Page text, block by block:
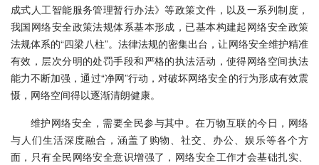
成式人工智能服务管理暂行办法》等政策文件，以及一系列制度，
我国网络安全政策法规体系基本形成，已基本构建起网络安全政策
法规体系的“四梁八柱”。法律法规的密集出台，让网络安全维护精准
有效，层次分明的处罚手段和严格的执法活动，使得网络空间执法
能力不断加强，通过“净网”行动，对破坏网络安全的行为形成有效震
慑，网络空间得以逐渐清朗健康。
维护网络安全，需要全民参与其中。在万物互联的今日，网络
与人们生活深度融合，涵盖了购物、社交、办公、娱乐等各个方
面，只有全民网络安全意识增强了，网络安全工作才会基础扎实、